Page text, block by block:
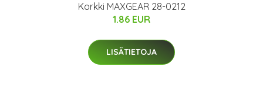
Korkki MAXGEAR 28-0212
1.86 EUR
LISÄTIETOJA